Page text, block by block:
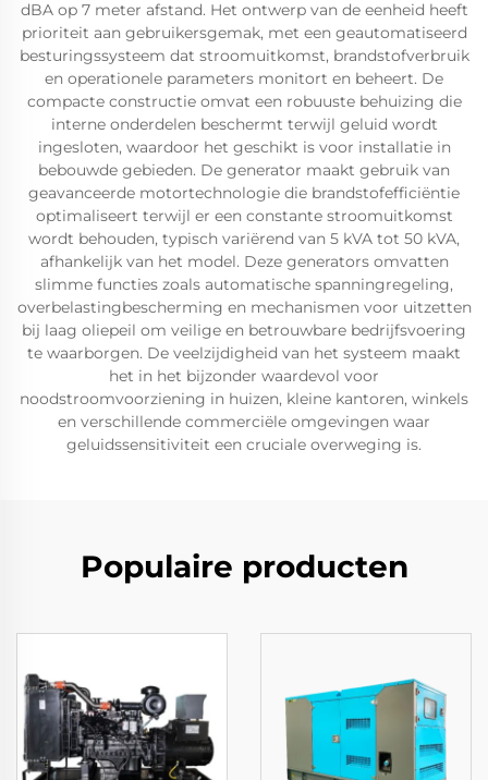
dBA op 7 meter afstand. Het ontwerp van de eenheid heeft
prioriteit aan gebruikersgemak, met een geautomatiseerd
besturingssysteem dat stroomuitkomst, brandstofverbruik
en operationele parameters monitort en beheert. De
compacte constructie omvat een robuuste behuizing die
interne onderdelen beschermt terwijl geluid wordt
ingesloten, waardoor het geschikt is voor installatie in
bebouwde gebieden. De generator maakt gebruik van
geavanceerde motortechnologie die brandstofefficiëntie
optimaliseert terwijl er een constante stroomuitkomst
wordt behouden, typisch variërend van 5 kVA tot 50 kVA,
afhankelijk van het model. Deze generators omvatten
slimme functies zoals automatische spanningregeling,
overbelastingbescherming en mechanismen voor uitzetten
bij laag oliepeil om veilige en betrouwbare bedrijfsvoering
te waarborgen. De veelzijdigheid van het systeem maakt
het in het bijzonder waardevol voor
noodstroomvoorziening in huizen, kleine kantoren, winkels
en verschillende commerciële omgevingen waar
geluidssensitiviteit een cruciale overweging is.
Populaire producten